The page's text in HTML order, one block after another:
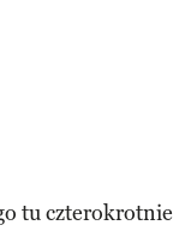
tu czterokrotnie